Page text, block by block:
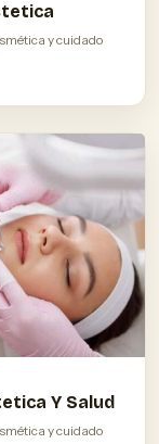
y cuidado
Y Salud
y cuidado